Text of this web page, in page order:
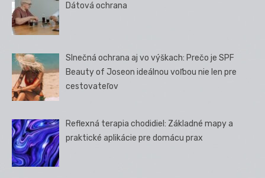
Dátová ochrana
Slnečná ochrana aj vo výškach: Prečo je SPF
Beauty of Joseon ideálnou voľbou nie len pre
cestovateľov
Reflexná terapia chodidiel: Základné mapy a
praktické aplikácie pre domácu prax